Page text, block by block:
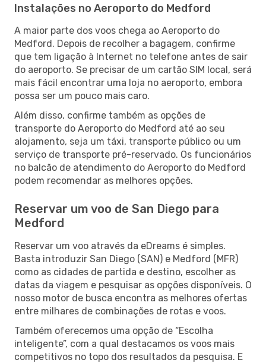
Instalações no Aeroporto do Medford
A maior parte dos voos chega ao Aeroporto do
Medford. Depois de recolher a bagagem, confirme
que tem ligação à Internet no telefone antes de sair
do aeroporto. Se precisar de um cartão SIM local, será
mais fácil encontrar uma loja no aeroporto, embora
possa ser um pouco mais caro.
Além disso, confirme também as opções de
transporte do Aeroporto do Medford até ao seu
alojamento, seja um táxi, transporte público ou um
serviço de transporte pré-reservado. Os funcionários
no balcão de atendimento do Aeroporto do Medford
podem recomendar as melhores opções.
Reservar um voo de San Diego para
Medford
Reservar um voo através da eDreams é simples.
Basta introduzir San Diego (SAN) e Medford (MFR)
como as cidades de partida e destino, escolher as
datas da viagem e pesquisar as opções disponíveis. O
nosso motor de busca encontra as melhores ofertas
entre milhares de combinações de rotas e voos.
Também oferecemos uma opção de “Escolha
inteligente”, com a qual destacamos os voos mais
competitivos no topo dos resultados da pesquisa. E